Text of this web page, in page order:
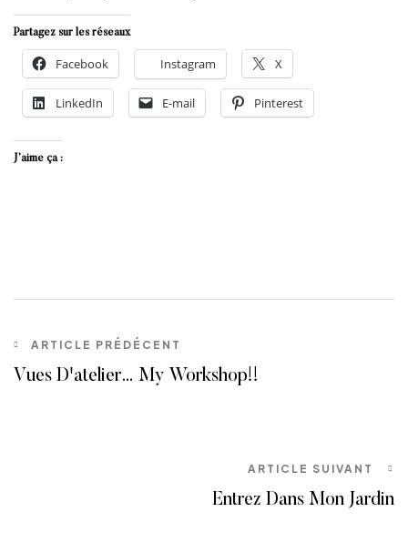
Partagez sur les réseaux
Facebook Instagram X
LinkedIn E-mail Pinterest
J’aime ça :
ARTICLE PRÉDÉCENT
Vues D'atelier… My Workshop!!
ARTICLE SUIVANT
Entrez Dans Mon Jardin